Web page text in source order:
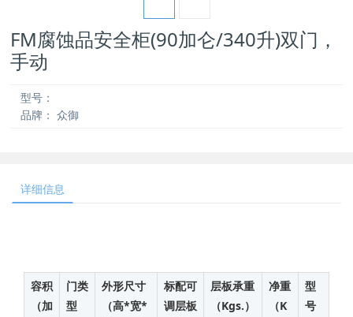
FM腐蚀品安全柜(90加仑/340升)双门，
手动
型号：
品牌： 众御
详细信息
容积
（加
门类
型
外形尺寸
（高*宽*
标配可
调层板
层板承重
（Kgs.）
净重
（K
型
号